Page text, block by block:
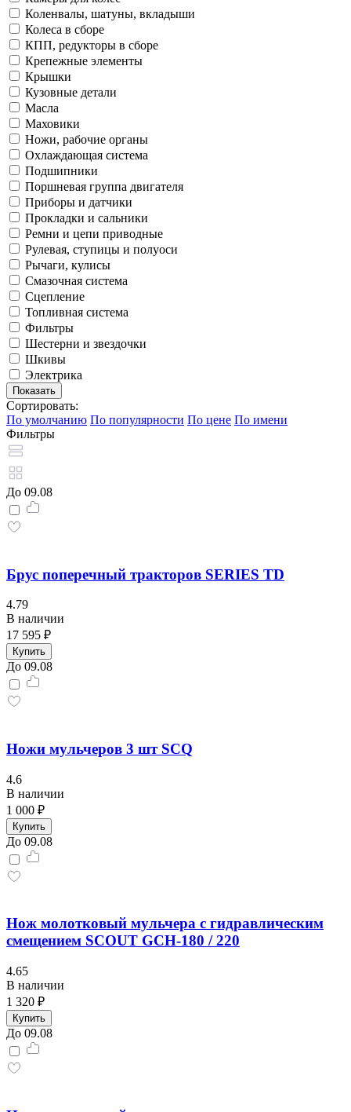
Коленвалы, шатуны, вкладыши
Колеса в сборе
КПП, редукторы в сборе
Крепежные элементы
Крышки
Кузовные детали
Масла
Маховики
Ножи, рабочие органы
Охлаждающая система
Подшипники
Поршневая группа двигателя
Приборы и датчики
Прокладки и сальники
Ремни и цепи приводные
Рулевая, ступицы и полуоси
Рычаги, кулисы
Смазочная система
Сцепление
Топливная система
Фильтры
Шестерни и звездочки
Шкивы
Электрика
Сортировать:
По умолчанию По популярности По цене По имени
Фильтры
До 09.08
Брус поперечный тракторов SERIES TD
4.79
В наличии
17 595 ₽
Купить
До 09.08
Ножи мульчеров 3 шт SCQ
4.6
В наличии
1 000 ₽
Купить
До 09.08
Нож молотковый мульчера с гидравлическим
смещением SCOUT GCH-180 / 220
4.65
В наличии
1 320 ₽
Купить
До 09.08